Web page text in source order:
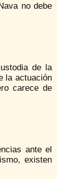
no debe
de la
la actuación
carece de
ante el
existen